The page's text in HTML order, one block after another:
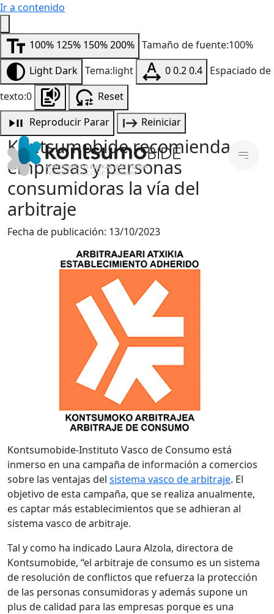
Ir a contenido
100% 125% 150%200% Tamaño de fuente:100%
Light Dark Tema:light 00.20.4 Espaciado de
texto:0
Reset
Reproducir Parar Reiniciar
Kontsumobide recomienda a
empresas y personas
consumidoras la vía del
arbitraje
Fecha de publicación: 13/10/2023
Kontsumobide-Instituto Vasco de Consumo está
inmerso en una campaña de información a comercios
sobre las ventajas del sistema vasco de arbitraje. El
objetivo de esta campaña, que se realiza anualmente,
es captar más establecimientos que se adhieran al
sistema vasco de arbitraje.
Tal y como ha indicado Laura Alzola, directora de
Kontsumobide, “el arbitraje de consumo es un sistema
de resolución de conflictos que refuerza la protección
de las personas consumidoras y además supone un
plus de calidad para las empresas porque es una